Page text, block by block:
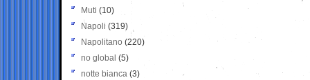
Muti (10)
Napoli (319)
Napolitano (220)
no global (5)
notte bianca (3)